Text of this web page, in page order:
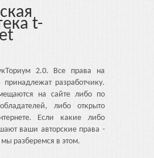
t-
2.0. Все права на
принадлежат разработчику.
на сайте либо по
либо открыто
Если какие либо
ваши авторские права -
разберемся в этом.